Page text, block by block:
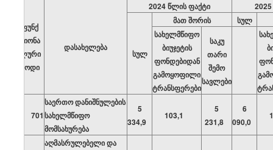
ფუნქ
ციონა
ლური
კოდი
დასახელება
2024 წლის ფაქტი
სულ
მათ შორის
სულ
სახელმწიფო
ბიუჯეტის
ფონდებიდან
გამოყოფილი
ტრანსფერები
საკუ
თარი
შემო
სავლები
701
საერთო დანიშნულების
სახელმწიფო
მომსახურება
5
334,9
103,1
5
231,8
6
090,0
აღმასრულებელი და